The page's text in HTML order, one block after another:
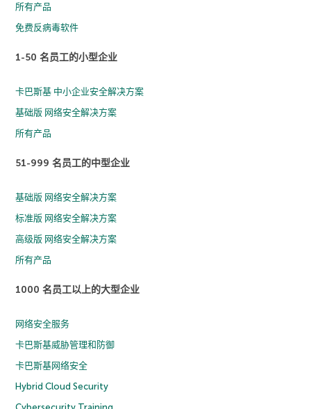
所有产品
免费反病毒软件
1-50 名员工的小型企业
卡巴斯基 中小企业安全解决方案
基础版 网络安全解决方案
所有产品
51-999 名员工的中型企业
基础版 网络安全解决方案
标准版 网络安全解决方案
高级版 网络安全解决方案
所有产品
1000 名员工以上的大型企业
网络安全服务
卡巴斯基威胁管理和防御
卡巴斯基网络安全
Hybrid Cloud Security